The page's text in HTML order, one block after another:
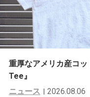
重厚なアメリカ産コ
Tee』
ニュース
2026.08.06